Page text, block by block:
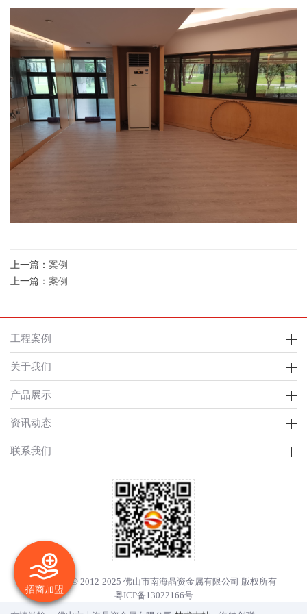
招商加盟
上一篇： 案例
上一篇： 案例
工程案例
关于我们
产品展示
资讯动态
联系我们
Copyright © 2012-2025 佛山市南海晶资金属有限公司 版权所有
粤ICP备13022166号